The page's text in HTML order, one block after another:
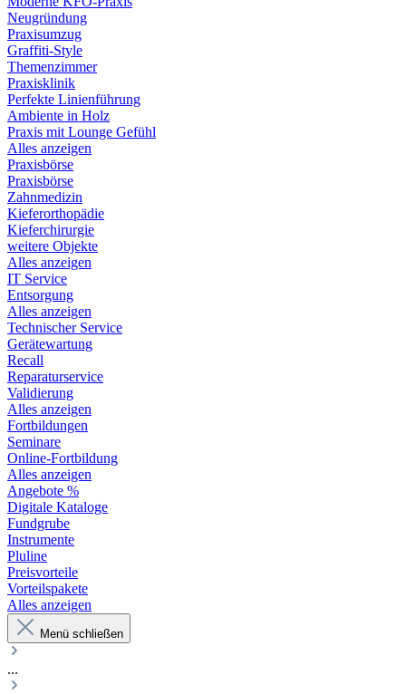
Neugründung
Praxisumzug
Graffiti-Style
Themenzimmer
Praxisklinik
Perfekte Linienführung
Ambiente in Holz
Praxis mit Lounge Gefühl
Alles anzeigen
Praxisbörse
Praxisbörse
Zahnmedizin
Kieferorthopädie
Kieferchirurgie
weitere Objekte
Alles anzeigen
IT Service
Entsorgung
Alles anzeigen
Technischer Service
Gerätewartung
Recall
Reparaturservice
Validierung
Alles anzeigen
Fortbildungen
Seminare
Online-Fortbildung
Alles anzeigen
Angebote %
Digitale Kataloge
Fundgrube
Instrumente
Pluline
Preisvorteile
Vorteilspakete
Alles anzeigen
Menü schließen
...